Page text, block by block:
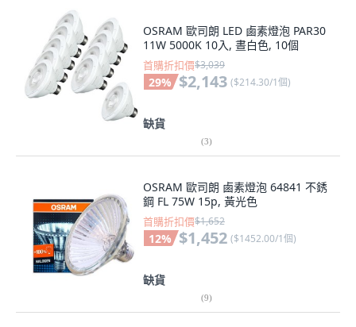
OSRAM 歐司朗 LED 鹵素燈泡 PAR30
11W 5000K 10入, 晝白色, 10個
首購折扣價$3,039
29% $2,143 ($214.30/1個)
缺貨
(3)
OSRAM 歐司朗 鹵素燈泡 64841 不銹
鋼 FL 75W 15p, 黃光色
首購折扣價$1,652
12% $1,452 ($1452.00/1個)
缺貨
(9)